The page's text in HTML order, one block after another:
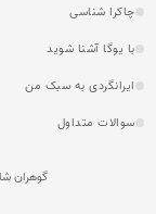
چاکرا شناسی
با یوگا آشنا شوید
ایرانگردی به سبک من
سوالات متداول
گوهران